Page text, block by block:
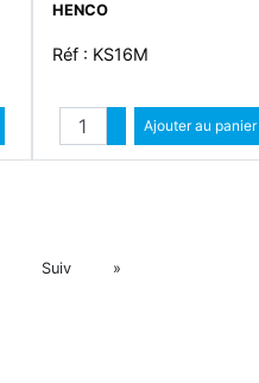
HENCO
Réf : KS16M
Quantité
Augmenter quantité
Diminuer quantité
Ajouter au panier
Suiv »